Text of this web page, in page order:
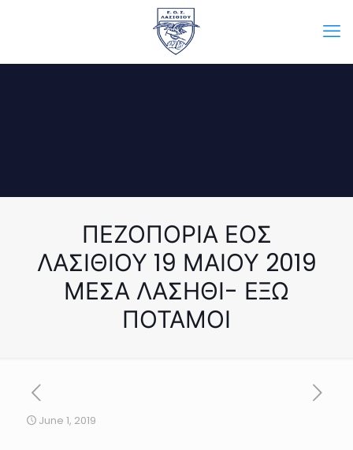
ΠΕΖΟΠΟΡΙΑ ΕΟΣ
ΛΑΣΙΘΙΟΥ 19 ΜΑΙΟΥ 2019
ΜΕΣΑ ΛΑΣΗΘΙ- ΕΞΩ
ΠΟΤΑΜΟΙ
June 1, 2019